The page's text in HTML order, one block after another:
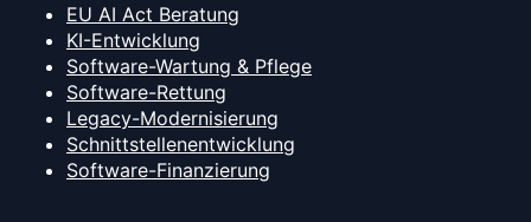
EU AI Act Beratung
KI-Entwicklung
Software-Wartung & Pflege
Software-Rettung
Legacy-Modernisierung
Schnittstellenentwicklung
Software-Finanzierung